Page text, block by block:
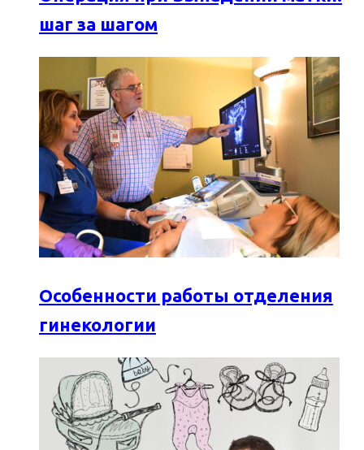
шаг за шагом
Особенности работы отделения
гинекологии